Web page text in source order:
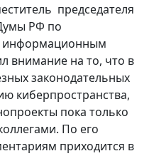
председателя
РФ по
информационным
внимание на то, что в
законодательных
киберпространства,
пока только
По его
приходится в